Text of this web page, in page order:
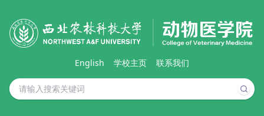
English 学校主页 联系我们